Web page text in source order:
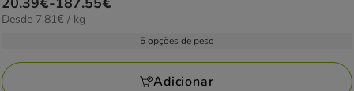
estrelas
com
avaliações
de
187.55€
7.81€
Desde 7.81€ / kg
5 opções de peso
Adicionar